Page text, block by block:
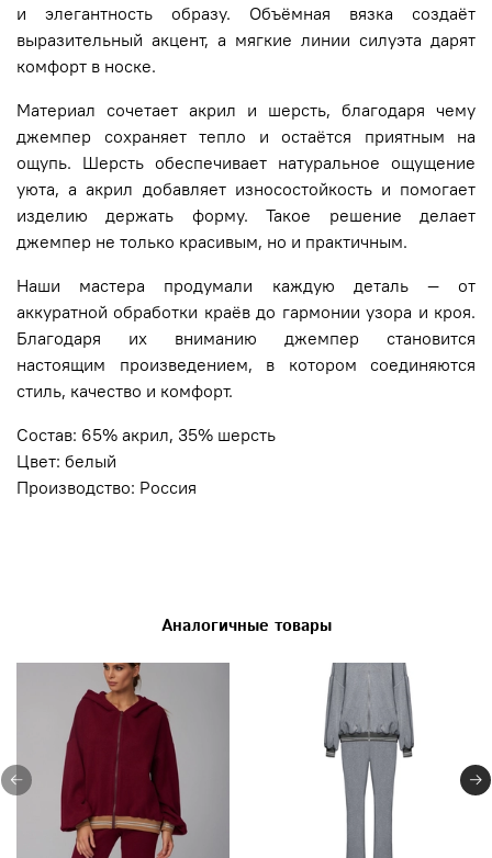
и элегантность образу. Объёмная вязка создаёт
выразительный акцент, а мягкие линии силуэта дарят
комфорт в носке.
Материал сочетает акрил и шерсть, благодаря чему
джемпер сохраняет тепло и остаётся приятным на
ощупь. Шерсть обеспечивает натуральное ощущение
уюта, а акрил добавляет износостойкость и помогает
изделию держать форму. Такое решение делает
джемпер не только красивым, но и практичным.
Наши мастера продумали каждую деталь — от
аккуратной обработки краёв до гармонии узора и кроя.
Благодаря их вниманию джемпер становится
настоящим произведением, в котором соединяются
стиль, качество и комфорт.
Состав: 65% акрил, 35% шерсть
Цвет: белый
Производство: Россия
Аналогичные товары